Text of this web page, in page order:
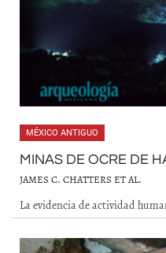
MÉXICO ANTIGUO
MINAS DE OCRE DE
JAMES C. CHATTERS ET AL.
La evidencia de actividad